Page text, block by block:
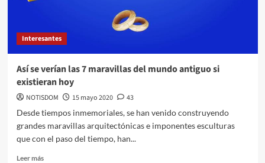
Interesantes
Así se verían las 7 maravillas del mundo antiguo si
existieran hoy
NOTISDOM 15 mayo 2020
43
Desde tiempos inmemoriales, se han venido construyendo
grandes maravillas arquitectónicas e imponentes esculturas
que con el paso del tiempo, han...
Leer más